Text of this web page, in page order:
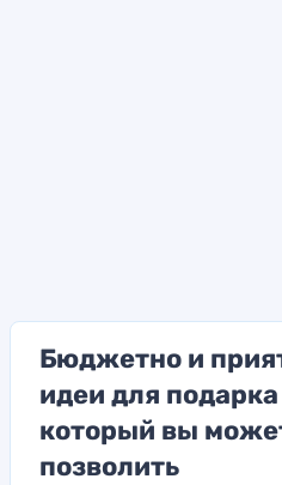
Бюджетно и
идеи для
который вы
позволить